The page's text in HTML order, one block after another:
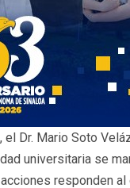
el Dr. Mario Soto
universitaria se
responden